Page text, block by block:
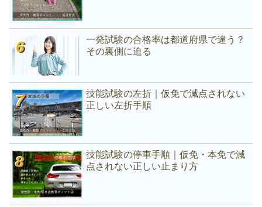
一発試験の合格率は都道府県で違う？
その裏側に迫る
技能試験の左折｜仮免で減点されない
正しい左折手順
技能試験の停車手順｜仮免・本免で減
点されない正しい止まり方